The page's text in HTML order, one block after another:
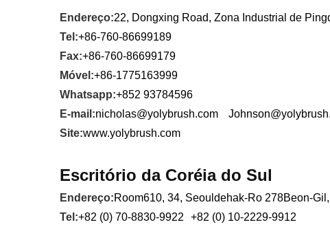
Endereço:22, Dongxing Road, Zona Industrial de
Tel:+86-760-86699189
Fax:+86-760-86699179
Móvel:+86-1775163999
Whatsapp:+852 93784596
E-mail:nicholas@yolybrush.com
Site:www.yolybrush.com
Escritório da Coréia do Sul
Endereço:Room610, 34, Seouldehak-Ro 278Beon-
Tel:+82 (0) 70-8830-9922
+82 (0) 10-2229-9912